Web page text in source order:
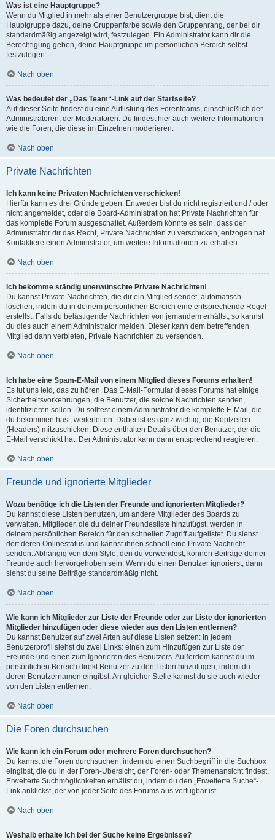
Was ist eine Hauptgruppe?
Wenn du Mitglied in mehr als einer Benutzergruppe bist, dient die
Hauptgruppe dazu, deine Gruppenfarbe sowie den Gruppenrang, der bei dir
standardmäßig angezeigt wird, festzulegen. Ein Administrator kann dir die
Berechtigung geben, deine Hauptgruppe im persönlichen Bereich selbst
festzulegen.
Nach oben
Was bedeutet der „Das Team“-Link auf der Startseite?
Auf dieser Seite findest du eine Auflistung des Forenteams, einschließlich der
Administratoren, der Moderatoren. Du findest hier auch weitere Informationen
wie die Foren, die diese im Einzelnen moderieren.
Nach oben
Private Nachrichten
Ich kann keine Privaten Nachrichten verschicken!
Hierfür kann es drei Gründe geben: Entweder bist du nicht registriert und / oder
nicht angemeldet, oder die Board-Administration hat Private Nachrichten für
das komplette Forum ausgeschaltet. Außerdem könnte es sein, dass der
Administrator dir das Recht, Private Nachrichten zu verschicken, entzogen hat.
Kontaktiere einen Administrator, um weitere Informationen zu erhalten.
Nach oben
Ich bekomme ständig unerwünschte Private Nachrichten!
Du kannst Private Nachrichten, die dir ein Mitglied sendet, automatisch
löschen, indem du in deinem persönlichen Bereich eine entsprechende Regel
erstellst. Falls du belästigende Nachrichten von jemandem erhältst, so kannst
du dies auch einem Administrator melden. Dieser kann dem betreffenden
Mitglied dann verbieten, Private Nachrichten zu versenden.
Nach oben
Ich habe eine Spam-E-Mail von einem Mitglied dieses Forums erhalten!
Es tut uns leid, das zu hören. Das E-Mail-Formular dieses Forums hat einige
Sicherheitsvorkehrungen, die Benutzer, die solche Nachrichten senden,
identifizieren sollen. Du solltest einem Administrator die komplette E-Mail, die
du bekommen hast, weiterleiten. Dabei ist es ganz wichtig, die Kopfzeilen
(Headers) mitzuschicken. Diese enthalten Details über den Benutzer, der die
E-Mail verschickt hat. Der Administrator kann dann entsprechend reagieren.
Nach oben
Freunde und ignorierte Mitglieder
Wozu benötige ich die Listen der Freunde und ignorierten Mitglieder?
Du kannst diese Listen benutzen, um andere Mitglieder des Boards zu
verwalten. Mitglieder, die du deiner Freundesliste hinzufügst, werden in
deinem persönlichen Bereich für den schnellen Zugriff aufgelistet. Du siehst
dort deren Onlinestatus und kannst ihnen schnell eine Private Nachricht
senden. Abhängig von dem Style, den du verwendest, können Beiträge deiner
Freunde auch hervorgehoben sein. Wenn du einen Benutzer ignorierst, dann
siehst du seine Beiträge standardmäßig nicht.
Nach oben
Wie kann ich Mitglieder zur Liste der Freunde oder zur Liste der ignorierten
Mitglieder hinzufügen oder diese wieder aus den Listen entfernen?
Du kannst Benutzer auf zwei Arten auf diese Listen setzen: In jedem
Benutzerprofil siehst du zwei Links: einen zum Hinzufügen zur Liste der
Freunde und einen zum Ignorieren des Benutzers. Außerdem kannst du im
persönlichen Bereich direkt Benutzer zu den Listen hinzufügen, indem du
deren Benutzernamen eingibst. An gleicher Stelle kannst du sie auch wieder
von den Listen entfernen.
Nach oben
Die Foren durchsuchen
Wie kann ich ein Forum oder mehrere Foren durchsuchen?
Du kannst die Foren durchsuchen, indem du einen Suchbegriff in die Suchbox
eingibst, die du in der Foren-Übersicht, der Foren- oder Themenansicht findest.
Erweiterte Suchmöglichkeiten erhältst du, indem du den „Erweiterte Suche“-
Link anklickst, der von jeder Seite des Forums aus verfügbar ist.
Nach oben
Weshalb erhalte ich bei der Suche keine Ergebnisse?